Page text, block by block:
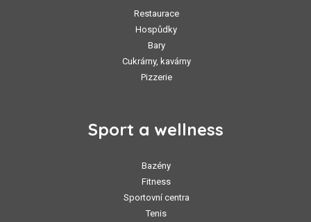
Restaurace
Hospůdky
Bary
Cukrárny, kavárny
Pizzerie
Sport a wellness
Bazény
Fitness
Sportovní centra
Tenis